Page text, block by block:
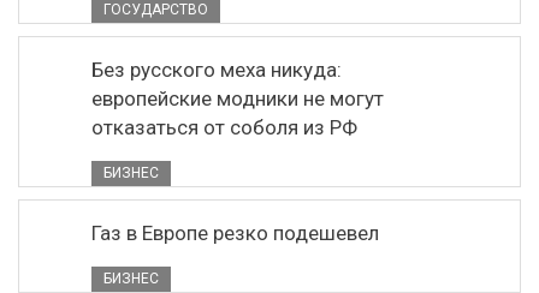
ГОСУДАРСТВО
Без русского меха никуда:
европейские модники не могут
отказаться от соболя из РФ
БИЗНЕС
Газ в Европе резко подешевел
БИЗНЕС